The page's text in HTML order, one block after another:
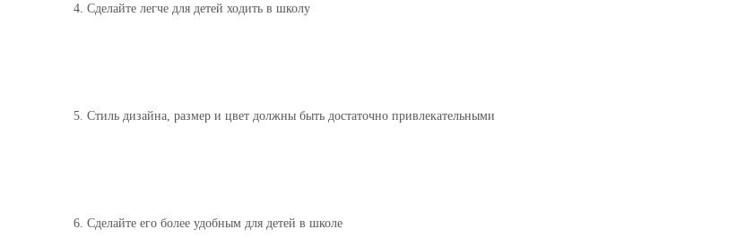
4. Сделайте легче для детей ходить в школу
5. Стиль дизайна, размер и цвет должны быть достаточно привлекательными
6. Сделайте его более удобным для детей в школе